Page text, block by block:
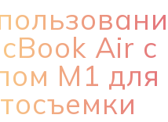
Air с
M1 для